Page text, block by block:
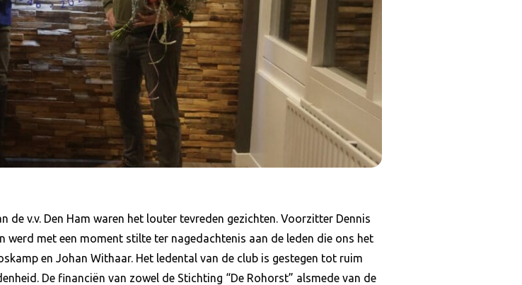
de v.v. Den Ham waren het louter tevreden gezichten. Voorzitter Dennis
werd met een moment stilte ter nagedachtenis aan de leden die ons het
en Johan Withaar. Het ledental van de club is gestegen tot ruim
De financiën van zowel de Stichting “De Rohorst” alsmede van de